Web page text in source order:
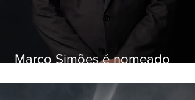
Marco Simões é nomeado